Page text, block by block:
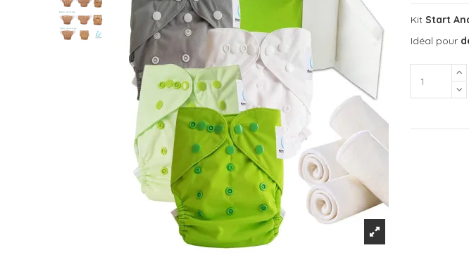
KitStart
Idéal pour